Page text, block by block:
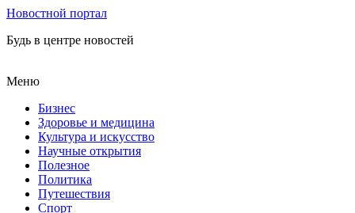
Новостной портал
Будь в центре новостей
Меню
Бизнес
Здоровье и медицина
Культура и искусство
Научные открытия
Полезное
Политика
Путешествия
Спорт